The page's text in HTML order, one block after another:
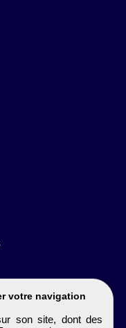
votre navigation
son site, dont des